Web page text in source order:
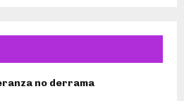
no derrama